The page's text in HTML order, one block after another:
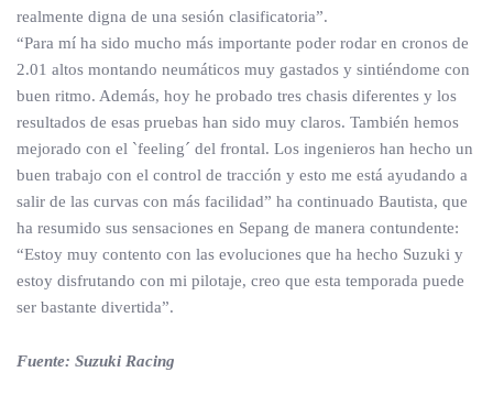
realmente digna de una sesión clasificatoria”.
“Para mí ha sido mucho más importante poder rodar en cronos de
2.01 altos montando neumáticos muy gastados y sintiéndome con
buen ritmo. Además, hoy he probado tres chasis diferentes y los
resultados de esas pruebas han sido muy claros. También hemos
mejorado con el `feeling´ del frontal. Los ingenieros han hecho un
buen trabajo con el control de tracción y esto me está ayudando a
salir de las curvas con más facilidad” ha continuado Bautista, que
ha resumido sus sensaciones en Sepang de manera contundente:
“Estoy muy contento con las evoluciones que ha hecho Suzuki y
estoy disfrutando con mi pilotaje, creo que esta temporada puede
ser bastante divertida”.
Fuente: Suzuki Racing